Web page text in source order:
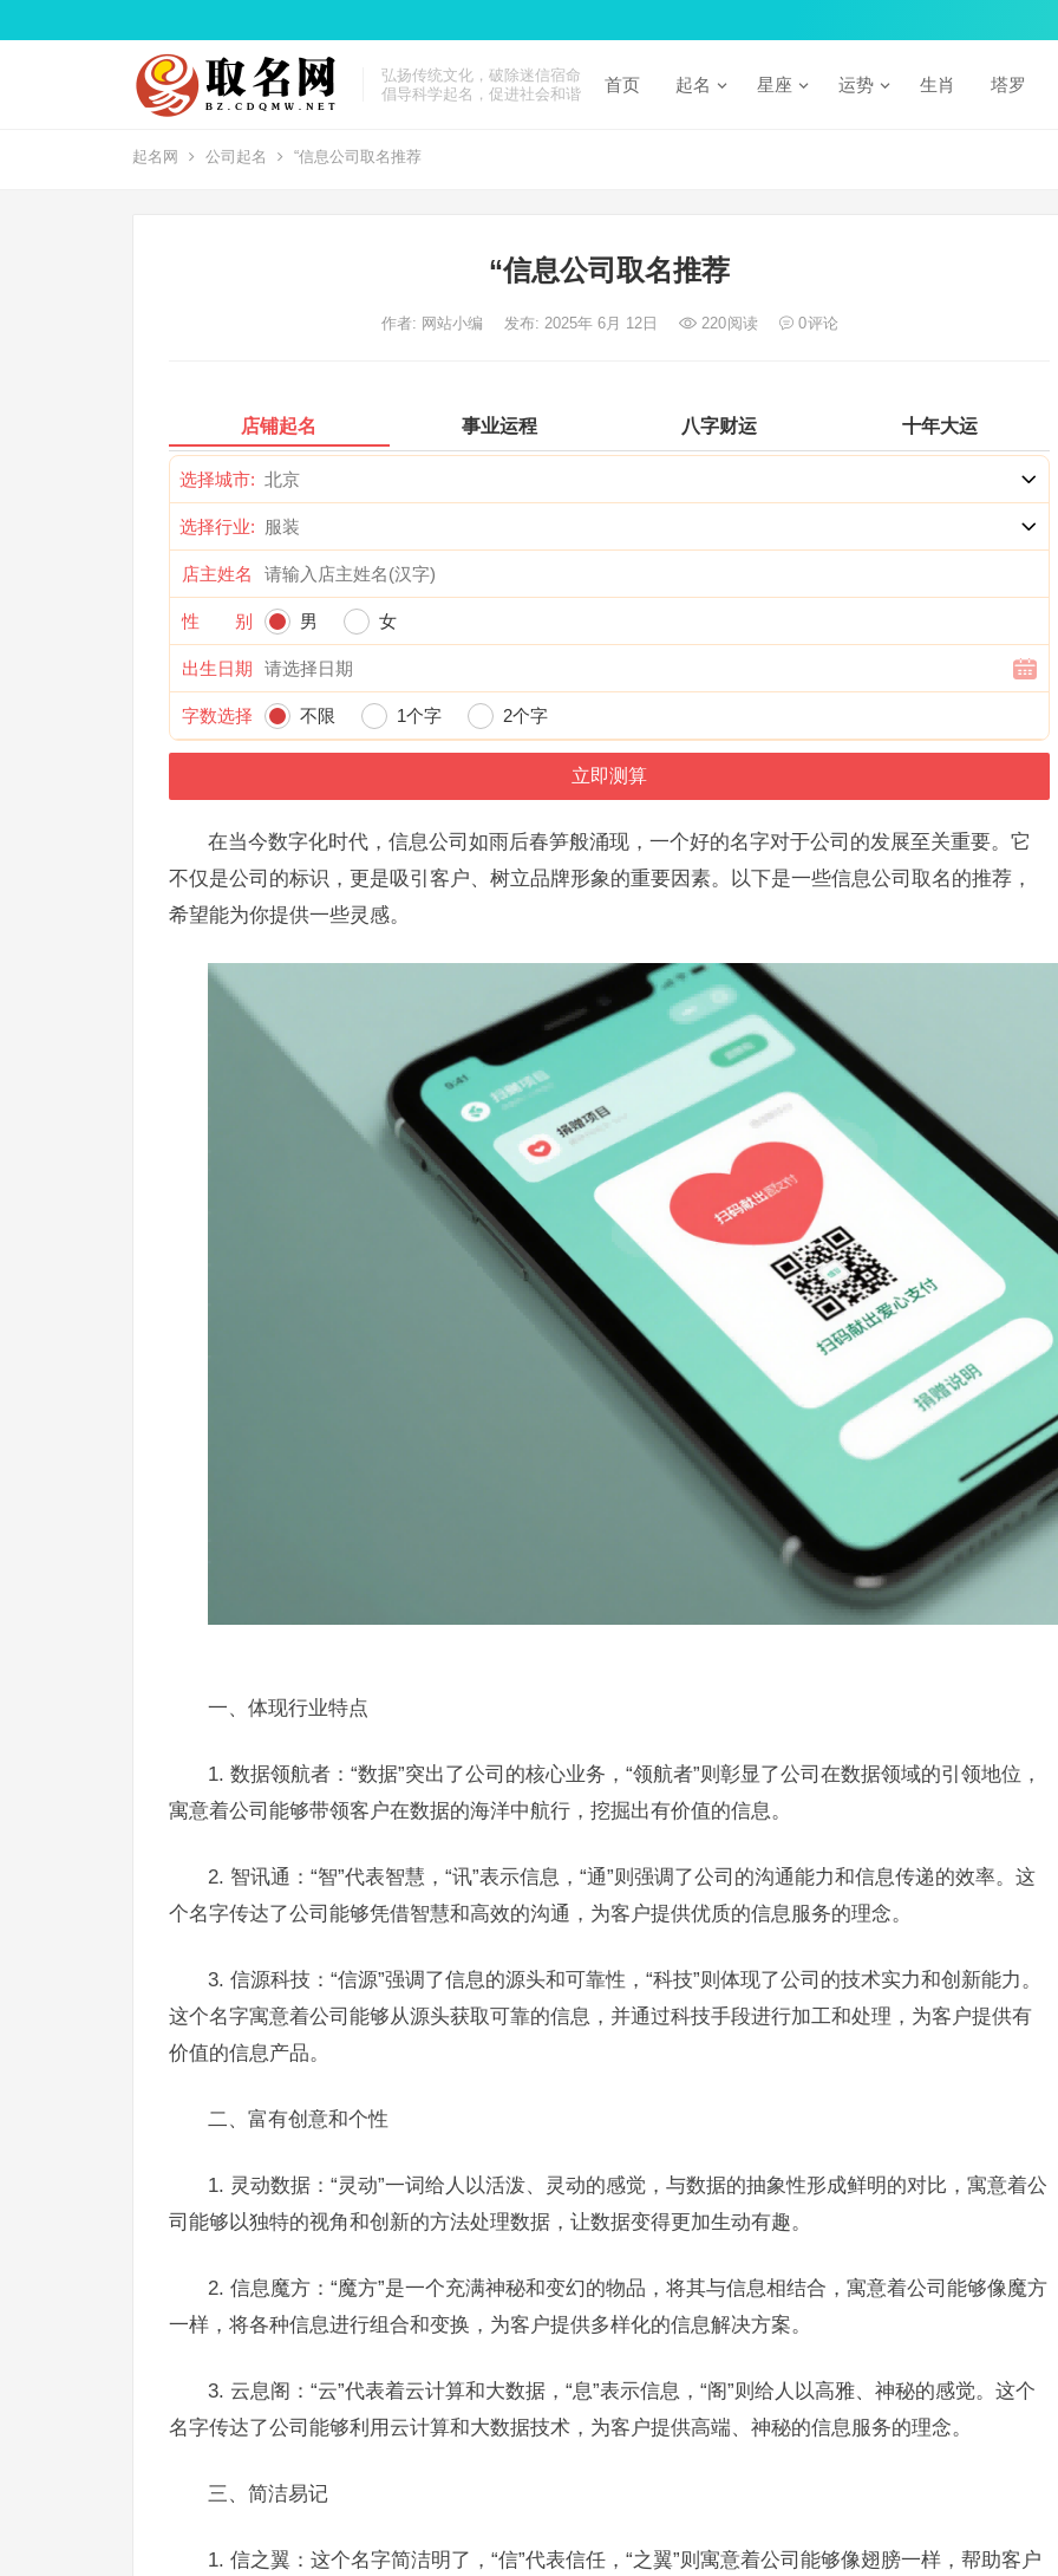
弘扬传统文化，破除迷信宿命
倡导科学起名，促进社会和谐
首页 起名 星座 运势 生肖 塔罗
起名网 公司起名 “信息公司取名推荐
“信息公司取名推荐
作者: 网站小编 发布: 2025年 6月 12日 220阅读 0评论
店铺起名 事业运程 八字财运 十年大运
选择城市:
选择行业:
店主姓名
性 别 男 女
出生日期
字数选择 不限 1个字 2个字
在当今数字化时代，信息公司如雨后春笋般涌现，一个好的名字对于公司的发展至关重要。它
不仅是公司的标识，更是吸引客户、树立品牌形象的重要因素。以下是一些信息公司取名的推荐，
希望能为你提供一些灵感。
一、体现行业特点
1. 数据领航者：“数据”突出了公司的核心业务，“领航者”则彰显了公司在数据领域的引领地位，
寓意着公司能够带领客户在数据的海洋中航行，挖掘出有价值的信息。
2. 智讯通：“智”代表智慧，“讯”表示信息，“通”则强调了公司的沟通能力和信息传递的效率。这
个名字传达了公司能够凭借智慧和高效的沟通，为客户提供优质的信息服务的理念。
3. 信源科技：“信源”强调了信息的源头和可靠性，“科技”则体现了公司的技术实力和创新能力。
这个名字寓意着公司能够从源头获取可靠的信息，并通过科技手段进行加工和处理，为客户提供有
价值的信息产品。
二、富有创意和个性
1. 灵动数据：“灵动”一词给人以活泼、灵动的感觉，与数据的抽象性形成鲜明的对比，寓意着公
司能够以独特的视角和创新的方法处理数据，让数据变得更加生动有趣。
2. 信息魔方：“魔方”是一个充满神秘和变幻的物品，将其与信息相结合，寓意着公司能够像魔方
一样，将各种信息进行组合和变换，为客户提供多样化的信息解决方案。
3. 云息阁：“云”代表着云计算和大数据，“息”表示信息，“阁”则给人以高雅、神秘的感觉。这个
名字传达了公司能够利用云计算和大数据技术，为客户提供高端、神秘的信息服务的理念。
三、简洁易记
1. 信之翼：这个名字简洁明了，“信”代表信任，“之翼”则寓意着公司能够像翅膀一样，帮助客户